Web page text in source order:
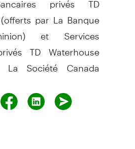
par La Banque
et Services
TD Waterhouse
Société Canada